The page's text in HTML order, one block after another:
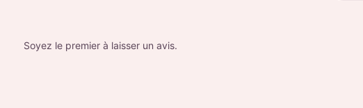
Soyez le premier à laisser un avis.